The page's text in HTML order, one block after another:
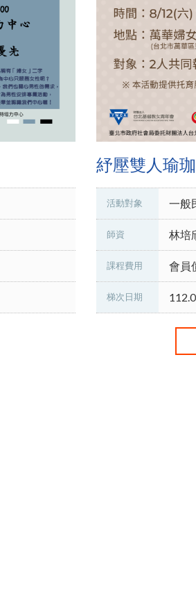
紓壓雙人瑜珈
活動對象 一般
師資 林培
課程費用 會員
梯次日期